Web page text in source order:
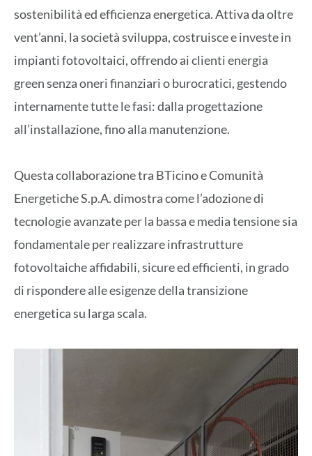
sostenibilità ed efficienza energetica. Attiva da oltre
vent’anni, la società sviluppa, costruisce e investe in
impianti fotovoltaici, offrendo ai clienti energia
green senza oneri finanziari o burocratici, gestendo
internamente tutte le fasi: dalla progettazione
all’installazione, fino alla manutenzione.
Questa collaborazione tra BTicino e Comunità
Energetiche S.p.A. dimostra come l’adozione di
tecnologie avanzate per la bassa e media tensione sia
fondamentale per realizzare infrastrutture
fotovoltaiche affidabili, sicure ed efficienti, in grado
di rispondere alle esigenze della transizione
energetica su larga scala.